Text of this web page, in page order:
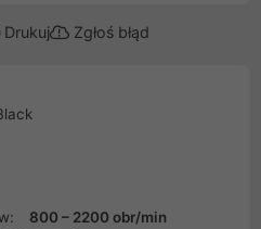
Drukuj Zgłoś błąd
800 – 2200 obr/min